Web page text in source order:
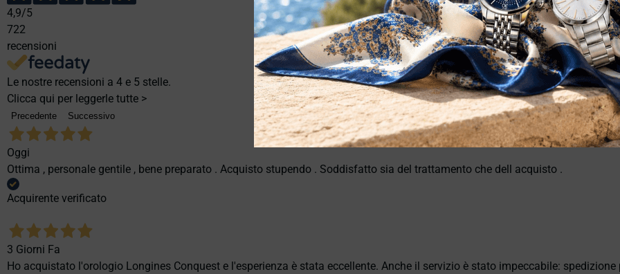
4,9/5
722
recensioni
Le nostre recensioni a 4 e 5 stelle.
Clicca qui per leggerle tutte >
Precedente Successivo
Oggi
Ottima , personale gentile , bene preparato . Acquisto stupendo . Soddisfatto sia del trattamento che dell acquisto .
Acquirente verificato
3 Giorni Fa
Ho acquistato l'orologio Longines Conquest e l'esperienza è stata eccellente. Anche il servizio è stato impeccabile: